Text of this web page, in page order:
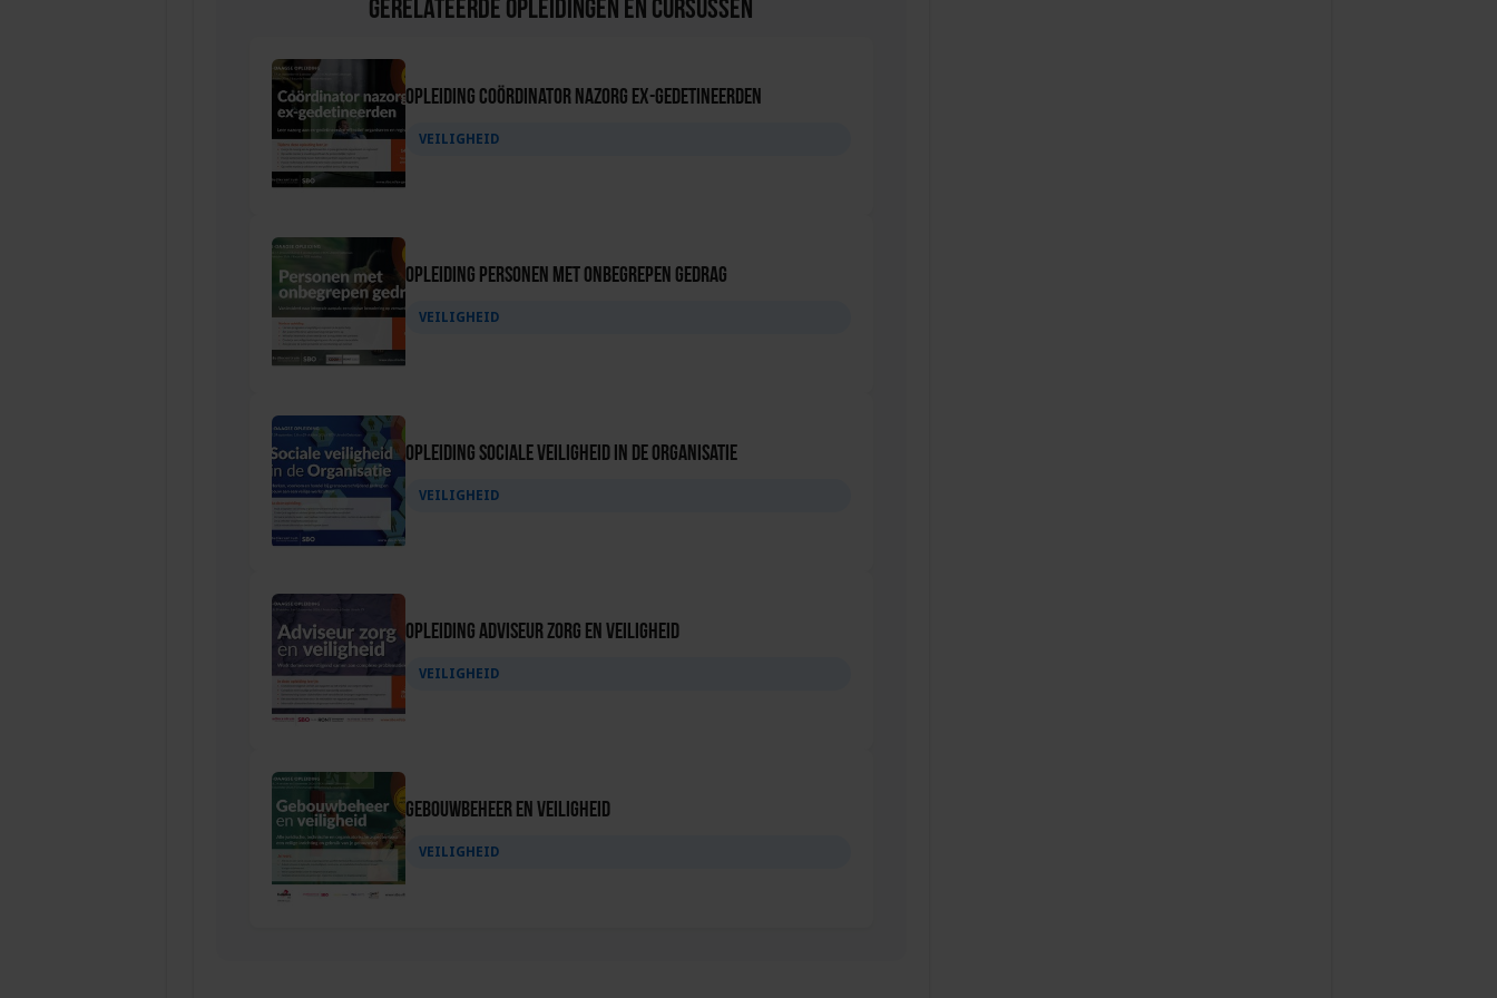
Gerelateerde Opleidingen en Cursussen
Opleiding Coördinator nazorg ex-gedetineerden
VEILIGHEID
Opleiding Personen met onbegrepen gedrag
VEILIGHEID
Opleiding Sociale Veiligheid in de Organisatie
VEILIGHEID
Opleiding Adviseur zorg en veiligheid
VEILIGHEID
Gebouwbeheer en veiligheid
VEILIGHEID